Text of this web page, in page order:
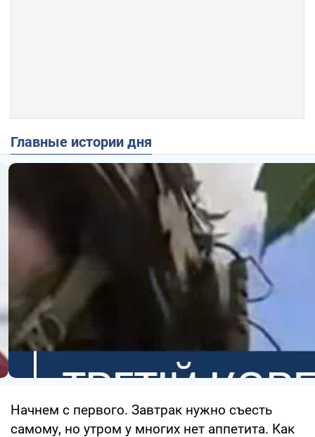
Главные истории дня
Начнем с первого. Завтрак нужно съесть
самому, но утром у многих нет аппетита. Как